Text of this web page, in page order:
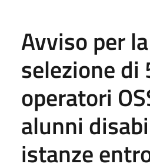
Avviso per la
selezione di
operatori
alunni
istanze